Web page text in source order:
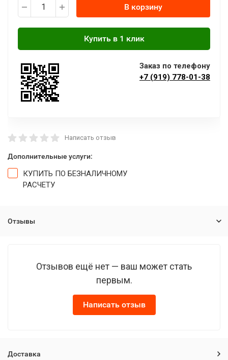
В корзину
Заказ по телефону
+7 (919) 778-01-38
Написать отзыв
Дополнительные услуги:
КУПИТЬ ПО БЕЗНАЛИЧНОМУ
РАСЧЕТУ
Отзывы
Отзывов ещё нет — ваш может стать
первым.
Написать отзыв
Доставка